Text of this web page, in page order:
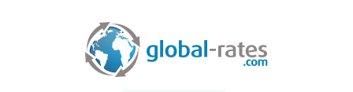
Cos'è l'inflazione CPI?
Tassi storici Euribor
Calcolatore dell’inflazione